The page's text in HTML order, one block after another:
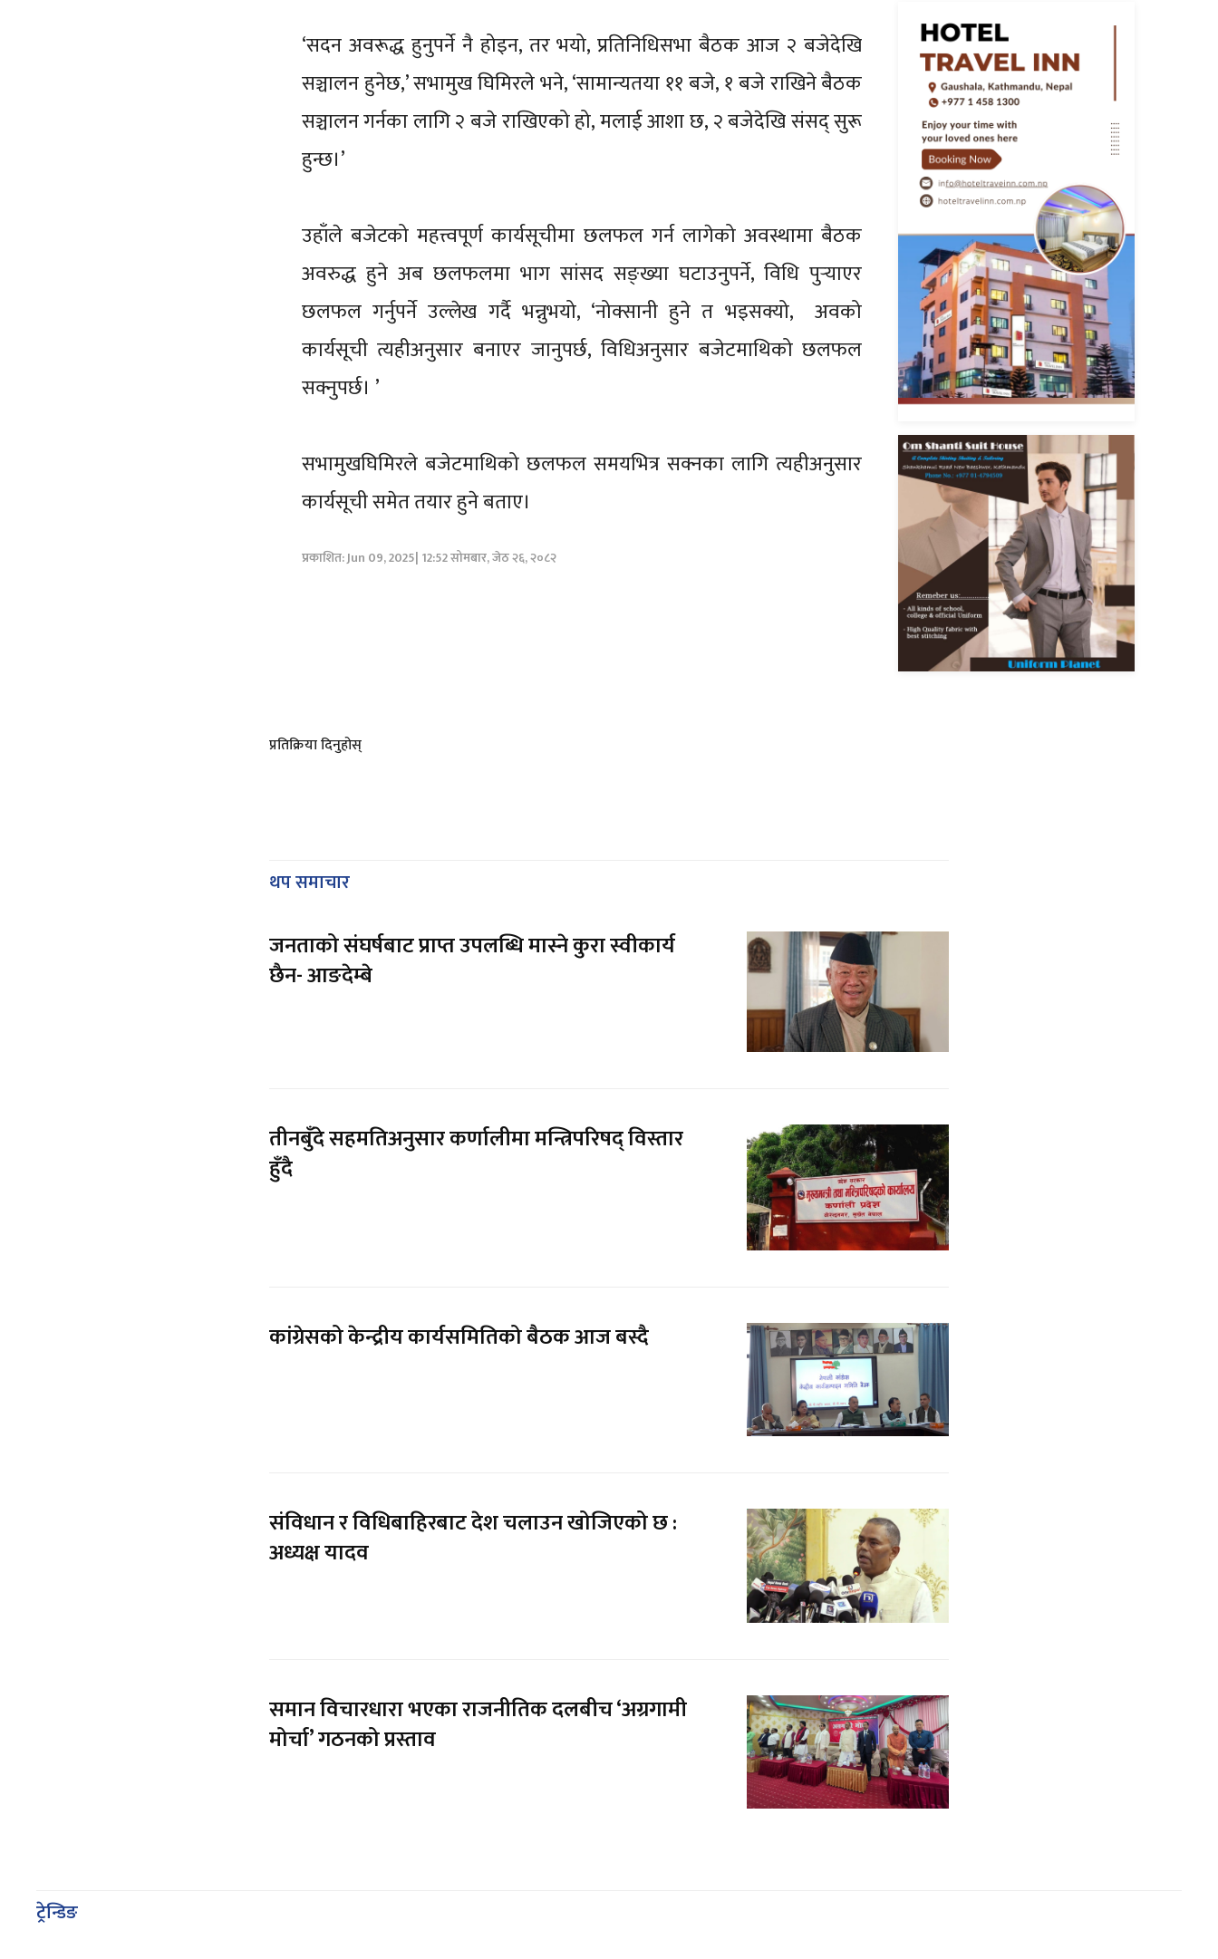
‘सदन अवरूद्ध हुनुपर्ने नै होइन, तर भयो, प्रतिनिधिसभा बैठक आज २ बजेदेखि
सञ्चालन हुनेछ,’ सभामुख घिमिरले भने, ‘सामान्यतया ११ बजे, १ बजे राखिने बैठक
सञ्चालन गर्नका लागि २ बजे राखिएको हो, मलाई आशा छ, २ बजेदेखि संसद् सुरू
हुन्छ।’
उहाँले बजेटको महत्त्वपूर्ण कार्यसूचीमा छलफल गर्न लागेको अवस्थामा बैठक
अवरुद्ध हुने अब छलफलमा भाग सांसद सङ्ख्या घटाउनुपर्ने, विधि पुर्‍याएर
छलफल गर्नुपर्ने उल्लेख गर्दै भन्नुभयो, ‘नोक्सानी हुने त भइसक्यो, अवको
कार्यसूची त्यहीअनुसार बनाएर जानुपर्छ, विधिअनुसार बजेटमाथिको छलफल
सक्नुपर्छ। ’
सभामुखघिमिरले बजेटमाथिको छलफल समयभित्र सक्नका लागि त्यहीअनुसार
कार्यसूची समेत तयार हुने बताए।
प्रकाशित: Jun 09, 2025| 12:52 सोमबार, जेठ २६, २०८२
प्रतिक्रिया दिनुहोस्
थप समाचार
जनताको संघर्षबाट प्राप्त उपलब्धि मास्ने कुरा स्वीकार्य
छैन- आङदेम्बे
तीनबुँदे सहमतिअनुसार कर्णालीमा मन्त्रिपरिषद् विस्तार
हुँदै
कांग्रेसको केन्द्रीय कार्यसमितिको बैठक आज बस्दै
संविधान र विधिबाहिरबाट देश चलाउन खोजिएको छ :
अध्यक्ष यादव
समान विचारधारा भएका राजनीतिक दलबीच ‘अग्रगामी
मोर्चा’ गठनको प्रस्ताव
ट्रेन्डिङ